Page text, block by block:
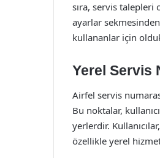
sıra, servis talepleri
ayarlar
kullananlar için
Yerel Servis
Airfel servis
Bu noktalar,
yerlerdir.
özellikle yerel